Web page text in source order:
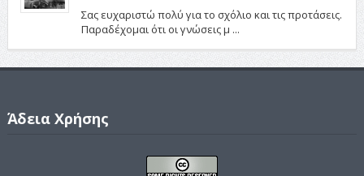
Σας ευχαριστώ πολύ για το σχόλιο και τις προτάσεις.
Παραδέχομαι ότι οι γνώσεις μ ...
Άδεια Χρήσης